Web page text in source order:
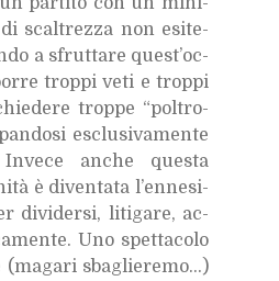
scal­trez­za non esi­te­
a sfrut­ta­re que­st’oc­
trop­pi veti e trop­pi
trop­pe “pol­tro­
esclu­si­va­men­te
an­che que­sta
è di­ven­ta­ta l’en­ne­si­
di­vi­der­si, li­ti­ga­re, ac­
Uno spet­ta­co­lo
(ma­ga­ri sba­glie­re­mo…)